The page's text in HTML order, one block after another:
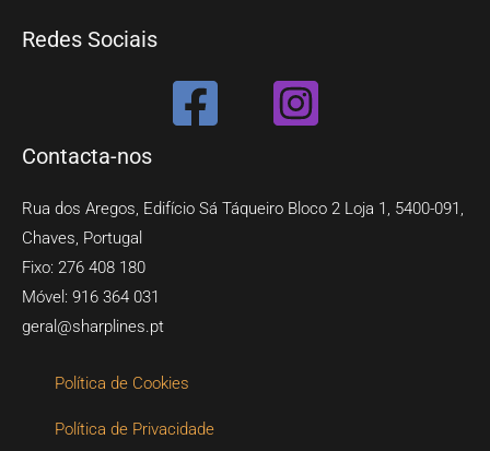
Redes Sociais
Contacta-nos
Rua dos Aregos, Edifício Sá Táqueiro Bloco 2 Loja 1, 5400-091,
Chaves, Portugal
Fixo: 276 408 180
Móvel: 916 364 031
geral@sharplines.pt​​
Política de Cookies
Política de Privacidade